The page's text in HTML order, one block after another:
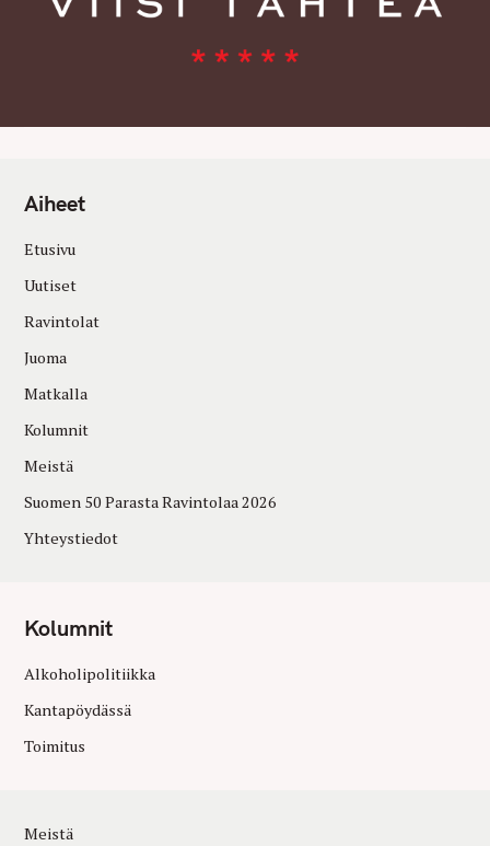
Aiheet
Etusivu
Uutiset
Ravintolat
Juoma
Matkalla
Kolumnit
Meistä
Suomen 50 Parasta Ravintolaa 2026
Yhteystiedot
Kolumnit
Alkoholipolitiikka
Kantapöydässä
Toimitus
Meistä